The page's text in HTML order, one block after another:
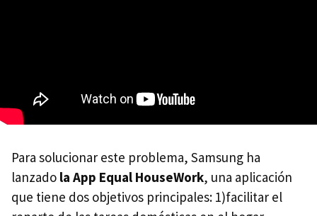
Para solucionar este problema, Samsung ha
lanzado la App Equal HouseWork, una aplicación
que tiene dos objetivos principales: 1)facilitar el